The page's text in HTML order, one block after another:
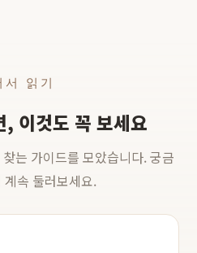
서 읽기
, 이것도 꼭 보세요
는 가이드를 모았습니다. 궁금
계속 둘러보세요.